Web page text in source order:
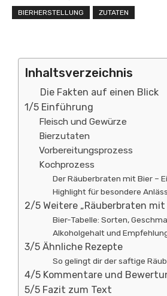
BIERHERSTELLUNG ZUTATEN
Inhaltsverzeichnis
Die Fakten auf einen Blick
1/5 Einführung
Fleisch und Gewürze
Bierzutaten
Vorbereitungsprozess
Kochprozess
Der Räuberbraten mit Bier –
Highlight für besondere
2/5 Weitere „Räuberbraten
Bier-Tabelle: Sorten,
Alkoholgehalt und
3/5 Ähnliche Rezepte
So gelingt dir der saftige
4/5 Kommentare und
5/5 Fazit zum Text